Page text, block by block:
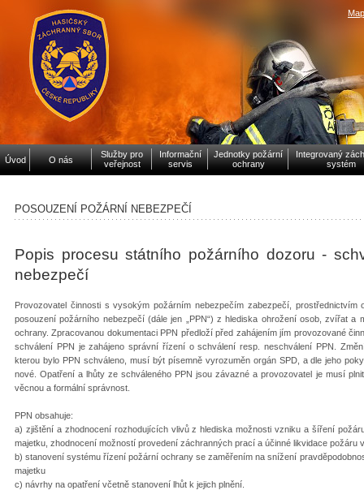
Úvod O nás
Služby pro
veřejnost
Informační
servis
Jednotky požární
ochrany
Integrovaný
systém
POSOUZENÍ POŽÁRNÍ NEBEZPEČÍ
Popis procesu státního požárního dozoru -
nebezpečí
Provozovatel činnosti s vysokým požárním nebezpečím zabezpečí,
posouzení požárního nebezpečí (dále jen „PPN“) z hlediska ohrožení osob, zvířat
ochrany. Zpracovanou dokumentaci PPN předloží před zahájením jím provozované
schválení PPN je zahájeno správní řízení o schválení resp. neschválení PPN.
kterou bylo PPN schváleno, musí být písemně vyrozuměn orgán SPD, a dle jeho
nové. Opatření a lhůty ze schváleného PPN jsou závazné a provozovatel je musí
věcnou a formální správnost.
PPN obsahuje:
a) zjištění a zhodnocení rozhodujících vlivů z hlediska možnosti vzniku a šíření
majetku, zhodnocení možností provedení záchranných prací a účinné likvidace požáru
b) stanovení systému řízení požární ochrany se zaměřením na snížení
majetku
c) návrhy na opatření včetně stanovení lhůt k jejich plnění.